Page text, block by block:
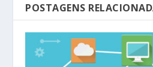
POSTAGENS